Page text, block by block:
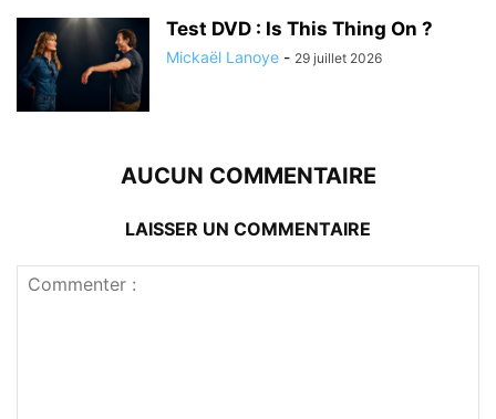
Test DVD : Is This Thing On ?
Mickaël Lanoye - 29 juillet 2026
AUCUN COMMENTAIRE
LAISSER UN COMMENTAIRE